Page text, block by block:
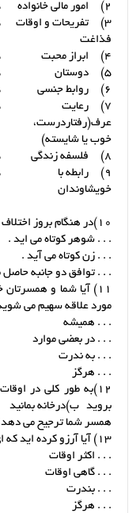
2) امور مالی خانواده
3) تفریحات و اوقات
فذاغت
4) ابراز محبت
5) دوستان
6) روابط جنسی
7) رعایت
عرف(رفتاردرست،
خوب یا شایسته)
8) فلسفه زندگی
9) رابطه با
خویشاوندان
10)در هنگام بروز اختلاف معمولا نتیجه این است که :
. . . شوهر کوتاه می اید .
. . . زن کوتاه می آید .
. . . توافق دو جانبه
11) آیا شما و همسرتان
مورد علاقه سهیم می
. . . همیشه
. . . در بعضی موارد
. . . به ندرت
. . . هرگز
12)به طور کلی در
بروید ب)درخانه بمانید
همسر شما ترجیح می دهد
13) آیا آرزو کرده اید که ای کاش عروسی نمی کردید؟
. . . اکثر اوقات
. . . گاهی اوقات
. . . بندرت
. . . هرگز